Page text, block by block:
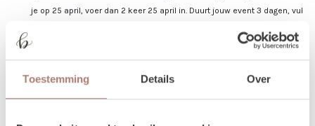
Toestemming Details Over
je op 25 april, voer dan 2 keer 25 april in. Duurt jouw event 3 dagen, vul
Je kunt de items laten bezorgen of zelf in Utrecht komen ophalen.
De dag voor je event kun je de items ophalen of laten bezorgen. De dag
na je event mag het weer terugbrengen, of halen wij het voor je op! Valt